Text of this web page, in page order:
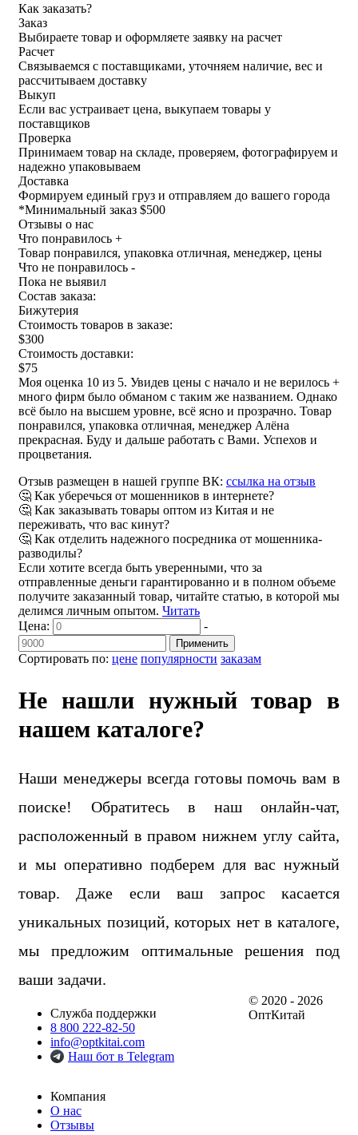
Как заказать?
Заказ
Выбираете товар и оформляете заявку на расчет
Расчет
Связываемся с поставщиками, уточняем наличие, вес и
рассчитываем доставку
Выкуп
Если вас устраивает цена, выкупаем товары у
поставщиков
Проверка
Принимаем товар на складе, проверяем, фотографируем и
надежно упаковываем
Доставка
Формируем единый груз и отправляем до вашего города
*Минимальный заказ $500
Отзывы о нас
Что понравилось +
Товар понравился, упаковка отличная, менеджер, цены
Что не понравилось -
Пока не выявил
Состав заказа:
Бижутерия
Стоимость товаров в заказе:
$300
Стоимость доставки:
$75
Моя оценка 10 из 5. Увидев цены с начало и не верилось +
много фирм было обманом с таким же названием. Однако
всё было на высшем уровне, всё ясно и прозрачно. Товар
понравился, упаковка отличная, менеджер Алёна
прекрасная. Буду и дальше работать с Вами. Успехов и
процветания.
Отзыв размещен в нашей группе ВК: ссылка на отзыв
🤔 Как уберечься от мошенников в интернете?
🤔 Как заказывать товары оптом из Китая и не
переживать, что вас кинут?
🤔 Как отделить надежного посредника от мошенника-
разводилы?
Если хотите всегда быть уверенными, что за
отправленные деньги гарантированно и в полном объеме
получите заказанный товар, читайте статью, в которой мы
делимся личным опытом. Читать
Сортировать по: цене популярности заказам
Цена: -
Применить
Не нашли нужный товар в
нашем каталоге?
Наши менеджеры всегда готовы помочь вам в
поиске! Обратитесь в наш онлайн-чат,
расположенный в правом нижнем углу сайта,
и мы оперативно подберем для вас нужный
товар. Даже если ваш запрос касается
уникальных позиций, которых нет в каталоге,
мы предложим оптимальные решения под
ваши задачи.
Служба поддержки
8 800 222-82-50
info@optkitai.com
Наш бот в Telegram
Компания
О нас
Отзывы
© 2020 - 2026
ОптКитай